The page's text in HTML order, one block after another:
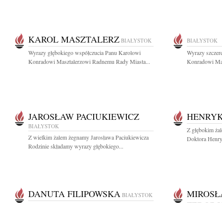
KAROL MASZTALERZ BIAŁYSTOK
Wyrazy głębokiego współczucia Panu Karolowi
Konradowi Masztalerzowi Radnemu Rady Miasta...
BIAŁYSTOK
Wyrazy
Konradowi
JAROSŁAW PACIUKIEWICZ
BIAŁYSTOK
Z wielkim żalem żegnamy Jarosława Paciukiewicza
Rodzinie składamy wyrazy głębokiego...
Z głębokim
Doktora
DANUTA FILIPOWSKA BIAŁYSTOK